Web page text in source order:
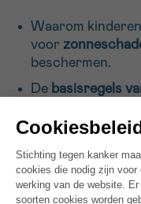
Waarom
voor
beschermen.
De basisregels
zonnecrème
Educatieve
12 jaar om
Praktische tips